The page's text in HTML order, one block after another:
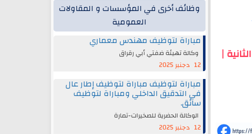
|
وظائف أخرى في المؤسسات و المقاولات
العمومية
مباراة لتوظيف مهندس معماري
وكالة تهيئة ضفتي أبي رقراق
12 دجنبر 2025
مباراة لتوظيف مباراة لتوظيف إطار عال
في التدقيق الداخلي ومباراة لتوظيف
سائق.
الوكالة الحضرية للصخيرات-تمارة
12 دجنبر 2025